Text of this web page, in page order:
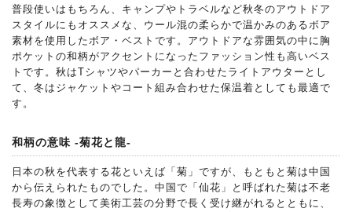
普段使いはもちろん、キャンプやトラベルなど秋冬のアウトドア
スタイルにもオススメな、ウール混の柔らかで温かみのあるボア
素材を使用したボア・ベストです。アウトドアな雰囲気の中に胸
ポケットの和柄がアクセントになったファッション性も高いベス
トです。秋はTシャツやパーカーと合わせたライトアウターとし
て、冬はジャケットやコート組み合わせた保温着としても最適で
す。
和柄の意味 -菊花と龍-
日本の秋を代表する花といえば「菊」ですが、もともと菊は中国
から伝えられたものでした。中国で「仙花」と呼ばれた菊は不老
長寿の象徴として美術工芸の分野で長く受け継がれるとともに、